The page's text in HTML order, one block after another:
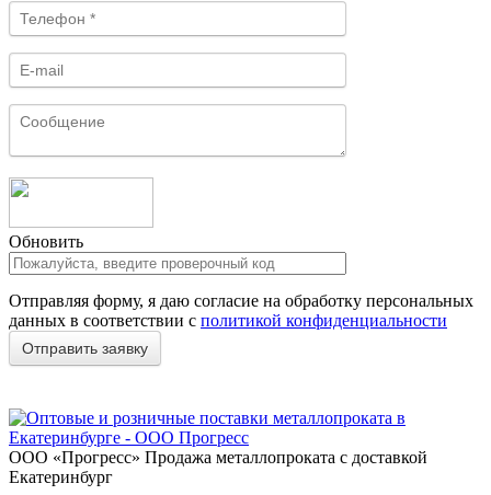
Обновить
Отправляя форму, я даю согласие на обработку персональных
данных в соответствии с политикой конфиденциальности
ООО «Прогресс» Продажа металлопроката с доставкой
Екатеринбург